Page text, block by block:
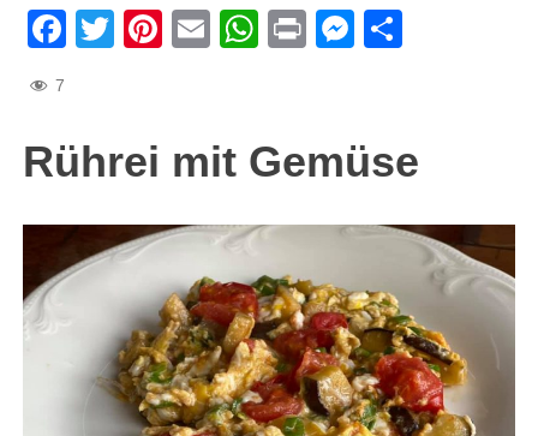
Facebook
TwitterPinterest
EmailWhatsApp
Print
7
Rührei mit Gemüse